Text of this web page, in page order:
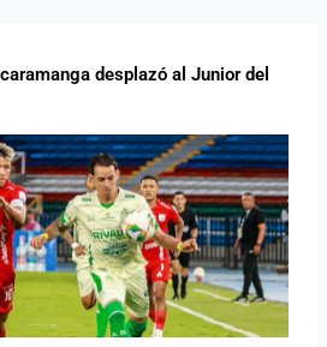
desplazó al Junior del